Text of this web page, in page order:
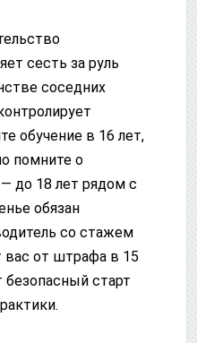
сесть за руль
соседних
обучение в 16 лет,
помните о
до 18 лет рядом с
обязан
со стажем
вас от штрафа в 15
старт